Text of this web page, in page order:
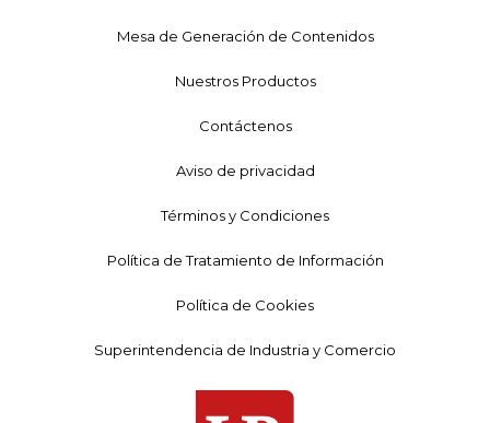
Mesa de Generación de Contenidos
Nuestros Productos
Contáctenos
Aviso de privacidad
Términos y Condiciones
Política de Tratamiento de Información
Política de Cookies
Superintendencia de Industria y Comercio